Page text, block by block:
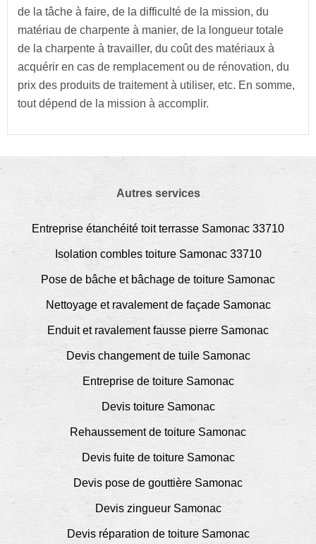
de la tâche à faire, de la difficulté de la mission, du
matériau de charpente à manier, de la longueur totale
de la charpente à travailler, du coût des matériaux à
acquérir en cas de remplacement ou de rénovation, du
prix des produits de traitement à utiliser, etc. En somme,
tout dépend de la mission à accomplir.
Autres services
Entreprise étanchéité toit terrasse Samonac 33710
Isolation combles toiture Samonac 33710
Pose de bâche et bâchage de toiture Samonac
Nettoyage et ravalement de façade Samonac
Enduit et ravalement fausse pierre Samonac
Devis changement de tuile Samonac
Entreprise de toiture Samonac
Devis toiture Samonac
Rehaussement de toiture Samonac
Devis fuite de toiture Samonac
Devis pose de gouttière Samonac
Devis zingueur Samonac
Devis réparation de toiture Samonac